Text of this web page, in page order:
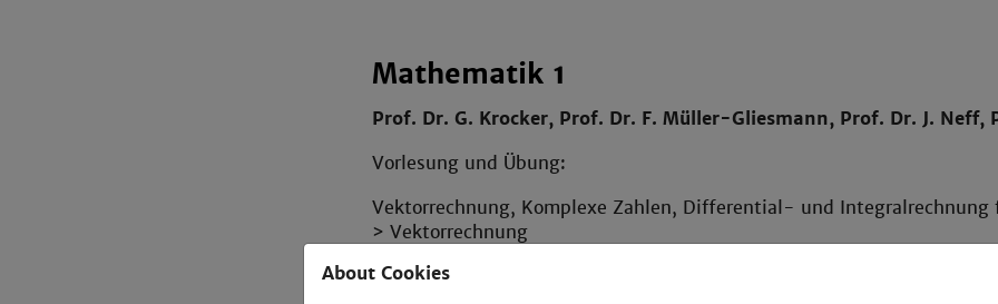
Mathematik 1
Prof. Dr. G. Krocker, Prof. Dr. F. Müller-Gliesmann, Prof. Dr. J. Neff,
Vorlesung und Übung:
Vektorrechnung, Komplexe Zahlen, Differential- und Integralrechnung
> Vektorrechnung
> Lineare Algebra, Lösen von Gleichungen, Gleichungssysteme
About Cookies